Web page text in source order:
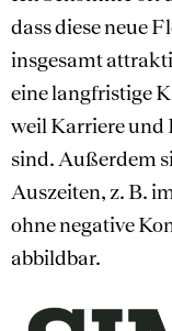
dass diese neue
insgesamt
eine langfristige
weil Karriere und
sind. Außerdem
Auszeiten, z. B.
ohne negative
abbildbar.